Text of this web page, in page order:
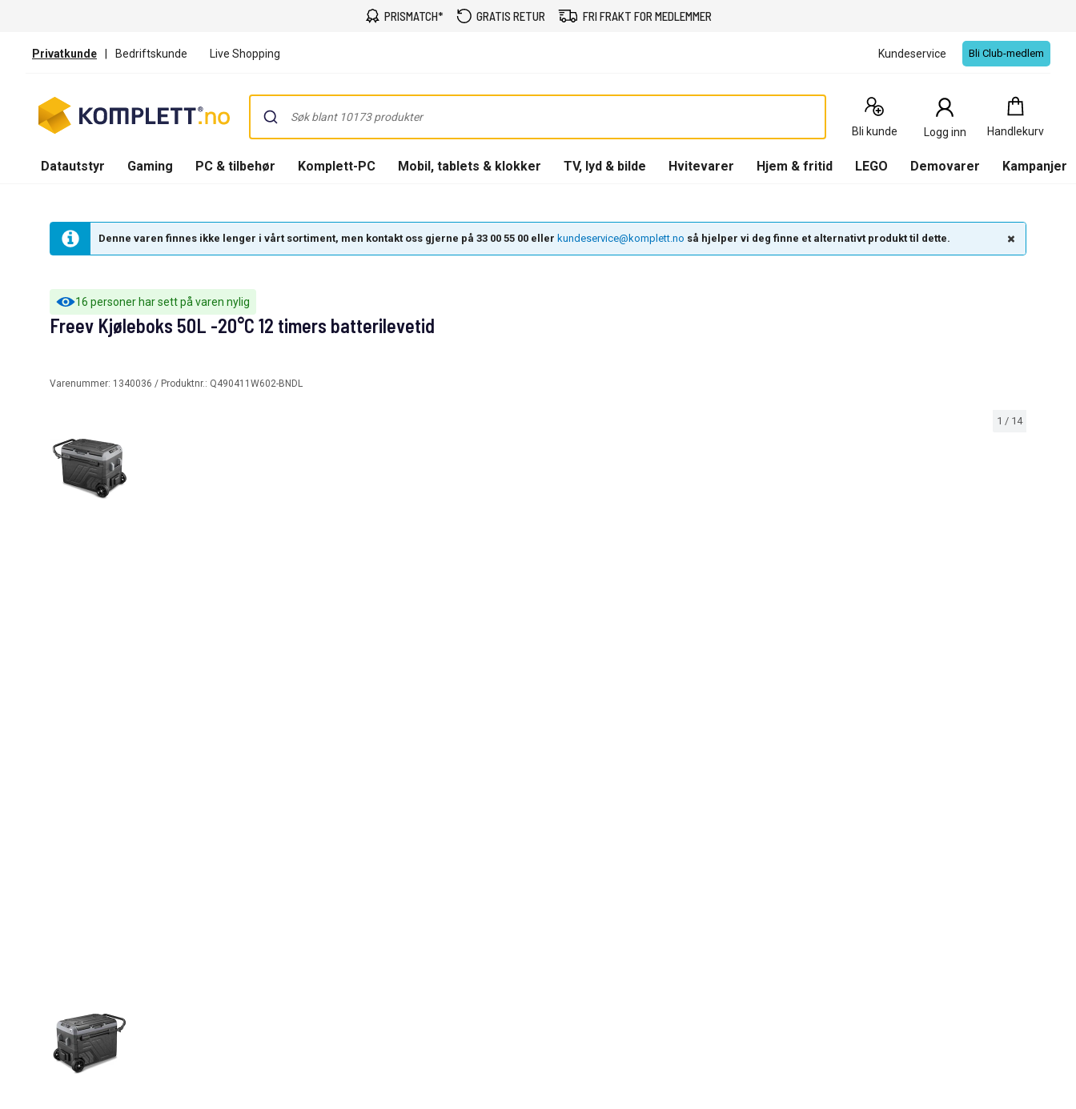
PRISMATCH* GRATIS RETUR FRI FRAKT FOR MEDLEMMER
Privatkunde | Bedriftskunde Live Shopping Kundeservice Bli Club-medlem
Bli kunde Logg inn Handlekurv
Handlekurv
0
Produkter
Datautstyr Gaming PC & tilbehør Komplett-PC Mobil, tablets & klokker TV, lyd & bilde Hvitevarer Hjem & fritid LEGO Demovarer Kampanjer
Denne varen finnes ikke lenger i vårt sortiment, men kontakt oss gjerne på 33 00 55 00 eller kundeservice@komplett.no så hjelper vi deg finne et alternativt produkt til dette.
16 personer har sett på varen nylig
1 / 14
Freev Kjøleboks 50L -20°C 12 timers batterilevetid
Varenummer: 1340036 / Produktnr.: Q490411W602-BNDL